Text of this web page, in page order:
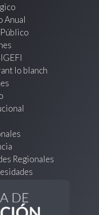
Anual
lo blanch
Regionales